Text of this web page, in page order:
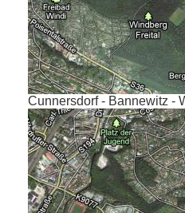
Cunnersdorf - Bannewitz -